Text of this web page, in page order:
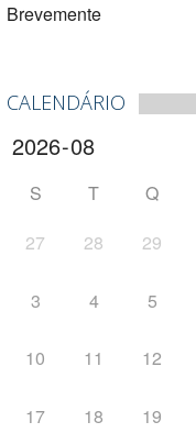
Brevemente
CALENDÁRIO
S T Q
27
28 29
3 4 5
10 11 12
17 18 19